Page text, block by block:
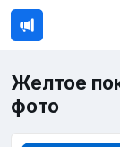
Желтое
фото